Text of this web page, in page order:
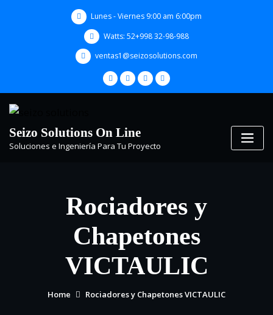
Lunes - Viernes 9:00 am 6:00pm
Watts: 52+998 32-98-988
ventas1@seizosolutions.com
Seizo Solutions On Line
Soluciones e Ingeniería Para Tu Proyecto
Rociadores y
Chapetones
VICTAULIC
Home Rociadores y Chapetones VICTAULIC